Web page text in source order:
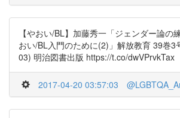
【やおい/BL】加藤秀一「ジェンダー論の
おい/BL入門のために(2)」解放教育 39巻3
03) 明治図書出版 https://t.co/dwVPrvkTax
2017-04-20 03:57:03